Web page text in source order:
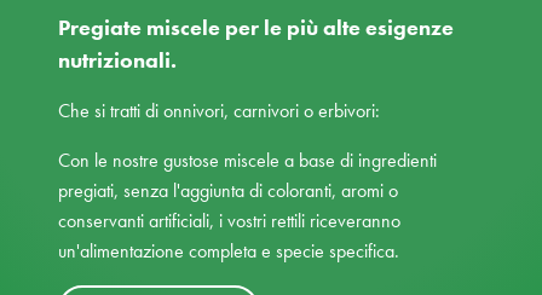
Pregiate miscele per le più alte esigenze
nutrizionali.
Che si tratti di onnivori, carnivori o erbivori:
Con le nostre gustose miscele a base di ingredienti
pregiati, senza l'aggiunta di coloranti, aromi o
conservanti artificiali, i vostri rettili riceveranno
un'alimentazione completa e specie specifica.